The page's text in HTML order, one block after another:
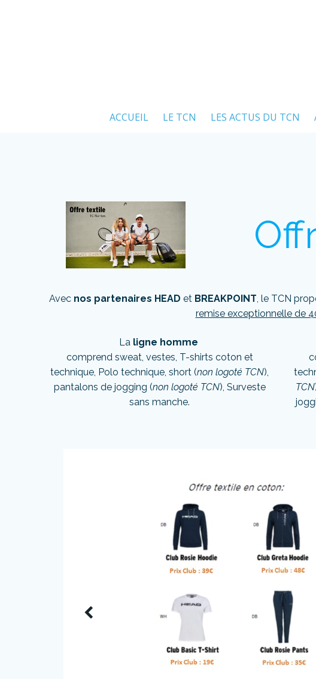
ACCUEIL LE TCN LES ACTUS DU TCN
Avec nos partenaires HEAD et BREAKPOINT, le TCN
remise exceptionnelle de
La ligne homme
comprend sweat, vestes, T-shirts coton et
technique, Polo technique, short (non logoté TCN),
pantalons de jogging (non logoté TCN), Surveste
sans manche.
TCN